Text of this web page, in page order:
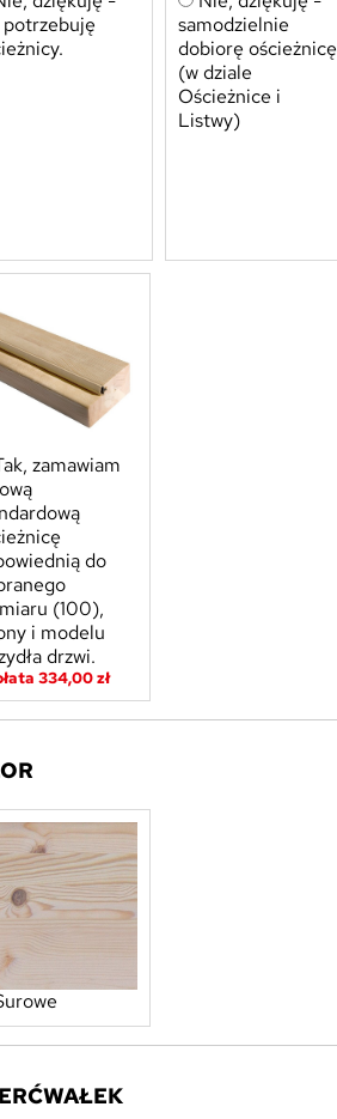
potrzebuję
samodzielnie
dobiorę ościeżnicę
(w dziale
Ościeżnice i
Listwy)
zamawiam
do
(100),
i modelu
drzwi.
334,00 zł